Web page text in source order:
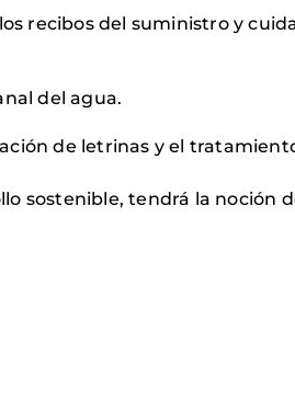
recibos del suministro y
del agua.
de letrinas y el
sostenible, tendrá la noción